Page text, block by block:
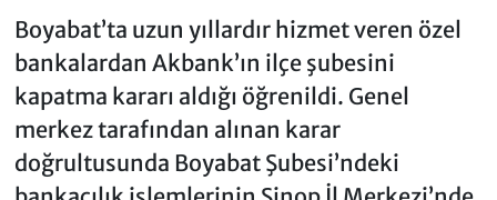
Boyabat’ta uzun yıllardır hizmet veren özel
bankalardan Akbank’ın ilçe şubesini
kapatma kararı aldığı öğrenildi. Genel
merkez tarafından alınan karar
doğrultusunda Boyabat Şubesi’ndeki